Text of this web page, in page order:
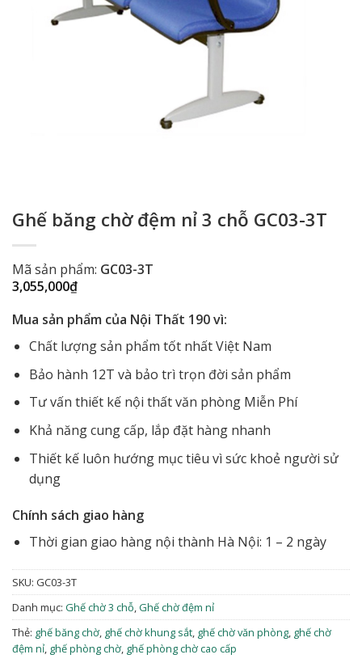
Ghế băng chờ đệm nỉ 3 chỗ GC03-3T
Mã sản phẩm: GC03-3T
3,055,000₫
Mua sản phẩm của Nội Thất 190 vì:
Chất lượng sản phẩm tốt nhất Việt Nam
Bảo hành 12T và bảo trì trọn đời sản phẩm
Tư vấn thiết kế nội thất văn phòng Miễn Phí
Khả năng cung cấp, lắp đặt hàng nhanh
Thiết kế luôn hướng mục tiêu vì sức khoẻ người sử
dụng
Chính sách giao hàng
Thời gian giao hàng nội thành Hà Nội: 1 – 2 ngày
SKU: GC03-3T
Danh mục: Ghế chờ 3 chỗ, Ghế chờ đệm nỉ
Thẻ: ghế băng chờ, ghế chờ khung sắt, ghế chờ văn phòng, ghế chờ
đệm nỉ, ghế phòng chờ, ghế phòng chờ cao cấp